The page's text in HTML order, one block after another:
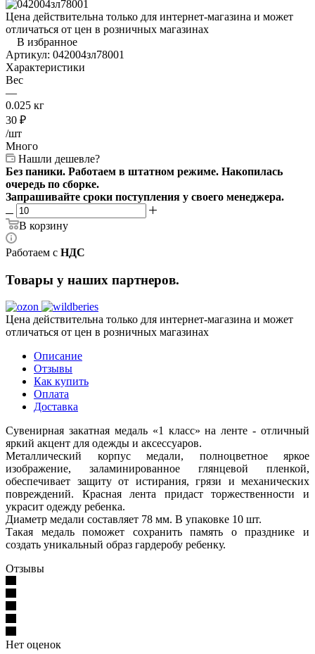
Цена действительна только для интернет-магазина и может
отличаться от цен в розничных магазинах
В избранное
Артикул: 042004зл78001
Характеристики
Вес
—
0.025 кг
30 ₽
/шт
Много
Нашли дешевле?
Без паники. Работаем в штатном режиме. Накопилась
очередь по сборке.
Запрашивайте сроки поступления у своего менеджера.
В корзину
Работаем с НДС
Товары у наших партнеров.
Цена действительна только для интернет-магазина и может
отличаться от цен в розничных магазинах
Описание
Отзывы
Как купить
Оплата
Доставка
Сувенирная закатная медаль «1 класс» на ленте - отличный
яркий акцент для одежды и аксессуаров.
Металлический корпус медали, полноцветное яркое
изображение, заламинированное глянцевой пленкой,
обеспечивает защиту от истирания, грязи и механических
повреждений. Красная лента придаст торжественности и
украсит одежду ребенка.
Диаметр медали составляет 78 мм. В упаковке 10 шт.
Такая медаль поможет сохранить память о празднике и
создать уникальный образ гардеробу ребенку.
Отзывы
Нет оценок